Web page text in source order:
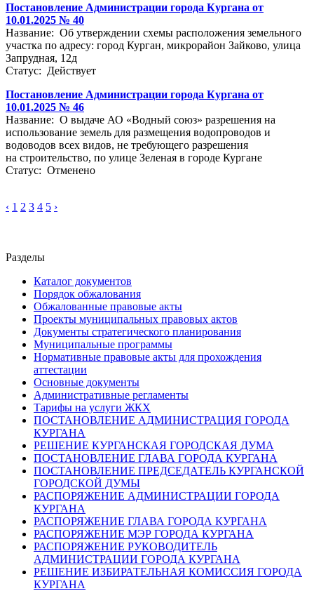
Постановление Администрации города Кургана от
10.01.2025 № 40
Название: Об утверждении схемы расположения земельного
участка по адресу: город Курган, микрорайон Зайково, улица
Запрудная, 12д
Статус: Действует
Постановление Администрации города Кургана от
10.01.2025 № 46
Название: О выдаче АО «Водный союз» разрешения на
использование земель для размещения водопроводов и
водоводов всех видов, не требующего разрешения
на строительство, по улице Зеленая в городе Кургане
Статус: Отменено
‹ 1 2 3 4 5 ›
Разделы
Каталог документов
Порядок обжалования
Обжалованные правовые акты
Проекты муниципальных правовых актов
Документы стратегического планирования
Муниципальные программы
Нормативные правовые акты для прохождения
аттестации
Основные документы
Административные регламенты
Тарифы на услуги ЖКХ
ПОСТАНОВЛЕНИЕ АДМИНИСТРАЦИЯ ГОРОДА
КУРГАНА
РЕШЕНИЕ КУРГАНСКАЯ ГОРОДСКАЯ ДУМА
ПОСТАНОВЛЕНИЕ ГЛАВА ГОРОДА КУРГАНА
ПОСТАНОВЛЕНИЕ ПРЕДСЕДАТЕЛЬ КУРГАНСКОЙ
ГОРОДСКОЙ ДУМЫ
РАСПОРЯЖЕНИЕ АДМИНИСТРАЦИИ ГОРОДА
КУРГАНА
РАСПОРЯЖЕНИЕ ГЛАВА ГОРОДА КУРГАНА
РАСПОРЯЖЕНИЕ МЭР ГОРОДА КУРГАНА
РАСПОРЯЖЕНИЕ РУКОВОДИТЕЛЬ
АДМИНИСТРАЦИИ ГОРОДА КУРГАНА
РЕШЕНИЕ ИЗБИРАТЕЛЬНАЯ КОМИССИЯ ГОРОДА
КУРГАНА